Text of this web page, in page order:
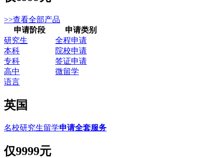
>>查看全部产品
申请阶段
申请类别
研究生
全程申请
本科
院校申请
专科
签证申请
高中
微留学
语言
英国
名校研究生留学申请全套服务
仅9999元